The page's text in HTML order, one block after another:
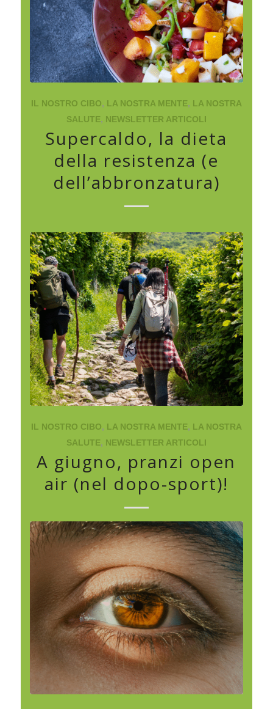
IL NOSTRO CIBO, LA NOSTRA MENTE, LA NOSTRA
SALUTE, NEWSLETTER ARTICOLI
Supercaldo, la dieta
della resistenza (e
dell’abbronzatura)
IL NOSTRO CIBO, LA NOSTRA MENTE, LA NOSTRA
SALUTE, NEWSLETTER ARTICOLI
A giugno, pranzi open
air (nel dopo-sport)!